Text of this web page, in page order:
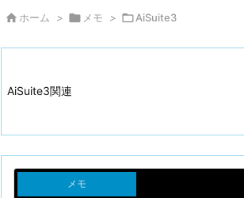
 ホーム >  メモ > AiSuite3
AiSuite3関連
メモ